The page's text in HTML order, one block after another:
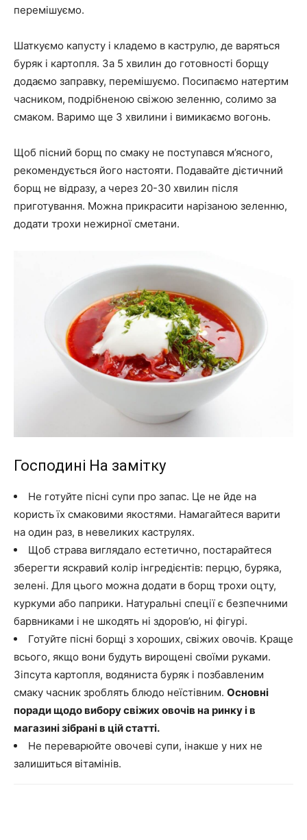
перемішуємо.
Шаткуємо капусту і кладемо в каструлю, де варяться
буряк і картопля. За 5 хвилин до готовності борщу
додаємо заправку, перемішуємо. Посипаємо натертим
часником, подрібненою свіжою зеленню, солимо за
смаком. Варимо ще 3 хвилини і вимикаємо вогонь.
Щоб пісний борщ по смаку не поступався м’ясного,
рекомендується його настояти. Подавайте дієтичний
борщ не відразу, а через 20-30 хвилин після
приготування. Можна прикрасити нарізаною зеленню,
додати трохи нежирної сметани.
Господині На замітку
Не готуйте пісні супи про запас. Це не йде на
користь їх смаковими якостями. Намагайтеся варити
на один раз, в невеликих каструлях.
Щоб страва виглядало естетично, постарайтеся
зберегти яскравий колір інгредієнтів: перцю, буряка,
зелені. Для цього можна додати в борщ трохи оцту,
куркуми або паприки. Натуральні спеції є безпечними
барвниками і не шкодять ні здоров’ю, ні фігурі.
Готуйте пісні борщі з хороших, свіжих овочів. Краще
всього, якщо вони будуть вирощені своїми руками.
Зіпсута картопля, водяниста буряк і позбавленим
смаку часник зроблять блюдо неїстівним. Основні
поради щодо вибору свіжих овочів на ринку і в
магазині зібранів цій статті.
Не переварюйте овочеві супи, інакше у них не
залишиться вітамінів.